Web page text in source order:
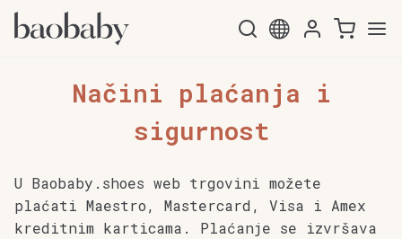
navigaciju
sadržajaNačini plaćanja i
sigurnost
U Baobaby.shoes web trgovini možete
plaćati Maestro, Mastercard, Visa i Amex
kreditnim karticama. Plaćanje se izvršava